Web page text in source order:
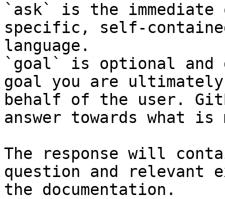
`ask` is the
specific, self-
language.
`goal` is optional and
goal you are
behalf of the user.
answer towards what
The response will
question and relevant
the documentation.